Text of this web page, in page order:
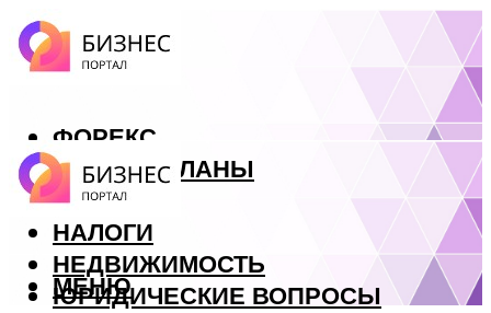
ФОРЕКС
БИЗНЕС ПЛАНЫ
КРЕДИТЫ
НАЛОГИ
НЕДВИЖИМОСТЬ
ЮРИДИЧЕСКИЕ ВОПРОСЫ
МЕНЮ